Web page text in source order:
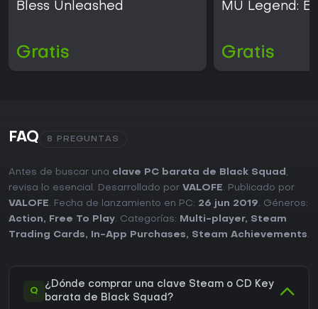
Bless Unleashed
Gratis
MU Legend:
Gratis
FAQ 8 PREGUNTAS
Antes de buscar una clave PC barata de Black Squad ,
revisa lo esencial. Desarrollado por VALOFE. Publicado por
VALOFE. Fecha de lanzamiento en PC: 26 jun 2019. Géneros:
Action, Free To Play. Categorías: Multi-player, Steam
Trading Cards, In-App Purchases, Steam Achievements.
Q
¿Dónde comprar una clave Steam o CD Key
barata de Black Squad?